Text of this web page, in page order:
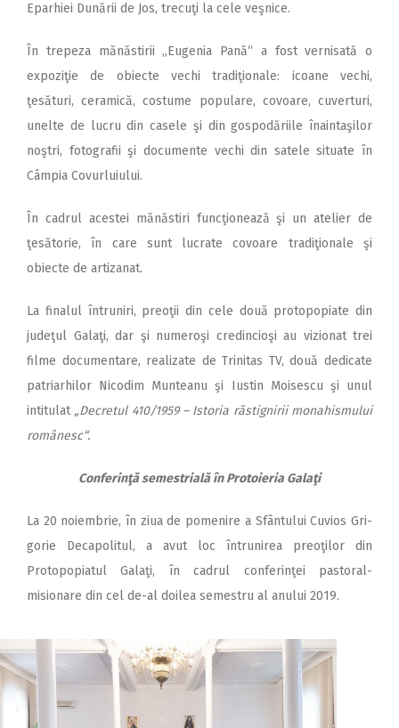
Eparhiei Dunării de Jos, trecuţi la cele veşnice.
În trepeza mănăstirii „Eugenia Pană“ a fost vernisată o
expoziţie de obiecte vechi tradiţionale: icoane vechi,
ţesături, ceramică, costume populare, covoare, cuverturi,
unelte de lucru din casele şi din gospodăriile înaintaşilor
noştri, fotografii şi documente vechi din satele situate în
Câmpia Covurluiului.
În cadrul acestei mănăstiri funcţionează şi un atelier de
ţesătorie, în care sunt lucrate covoare tradiţionale şi
obiecte de artizanat.
La finalul întruniri, preoţii din cele două protopopiate din
judeţul Galaţi, dar şi numeroşi credincioşi au vizionat trei
filme documentare, realizate de Trinitas TV, două dedicate
patriarhilor Nicodim Munteanu şi Iustin Moisescu şi unul
intitulat „Decretul 410/1959 – Istoria răstignirii monahismului
românesc“.
Conferinţă semestrială în Protoieria Galaţi
La 20 noiembrie, în ziua de pomenire a Sfântului Cuvios Gri­
gorie Decapolitul, a avut loc întrunirea preoţilor din
Protopopiatul Galaţi, în cadrul conferinţei pastoral-
misionare din cel de-al doilea semestru al anului 2019.